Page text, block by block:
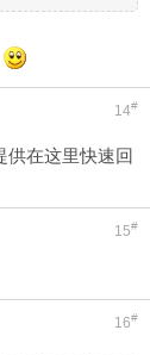
14#
在这里快速回
15#
16#